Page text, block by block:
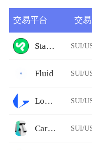
交易平台 交
StarkDefi SUI/
Fluid SUI/
Loopring SUI/
Carbon DeFi SUI/